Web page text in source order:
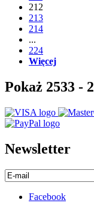
212
213
214
...
224
Więcej
Pokaż 2533 -
Newsletter
Facebook